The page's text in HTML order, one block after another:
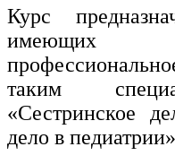
Техника и
строительства
Ядерная
Культура и
Курс
таким
«Сестринское
дело в